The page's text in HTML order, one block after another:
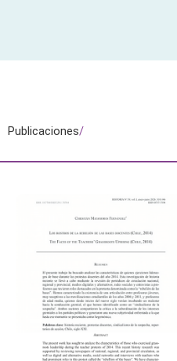
Publicaciones/